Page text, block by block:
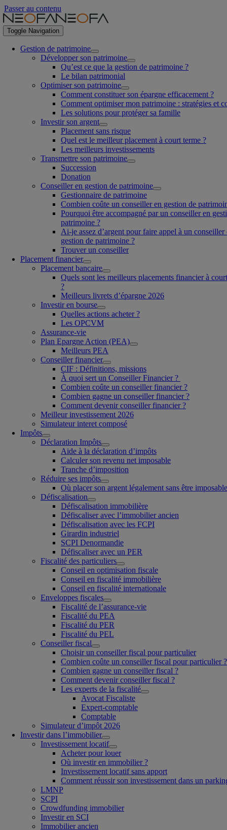
Passer au contenu
Toggle Navigation
Gestion de patrimoine
Développer son patrimoine
Qu’est ce que la gestion de patrimoine ?
Le bilan patrimonial
Optimiser son patrimoine
Comment constituer son épargne efficacement ?
Comment optimiser mon patrimoine : stratégies et
Les solutions pour protéger sa famille
Investir son argent
Placement sans risque
Quel est le meilleur placement à court terme ?
Les meilleurs investissements
Transmettre son patrimoine
Succession
Donation
Conseiller en gestion de patrimoine
Gestionnaire de patrimoine
Combien coûte un conseiller en gestion de
Pourquoi être accompagné par un conseiller en
patrimoine ?
Ai-je assez d’argent pour faire appel à un conseiller
gestion de patrimoine ?
Trouver un conseiller
Placement financier
Placement bancaire
Quels sont les meilleurs placements financier à
?
Meilleurs livrets d’épargne 2026
Investir en bourse
Quelles actions acheter ?
Les OPCVM
Assurance-vie
Plan Epargne Action (PEA)
Meilleurs PEA
Conseiller financier
CIF : Définitions, missions
À quoi sert un Conseiller Financier ?
Combien coûte un conseiller financier ?
Combien gagne un conseiller financier ?
Comment devenir conseiller financier ?
Meilleur investissement 2026
Simulateur interet composé
Impôts
Déclaration Impôts
Aide à la déclaration d’impôts
Calculer son revenu net imposable
Tranche d’imposition
Réduire ses impôts
Où placer son argent légalement sans être
Défiscalisation
Défiscalisation immobilière
Défiscaliser avec l’immobilier ancien
Défiscalisation avec les FCPI
Girardin industriel
SCPI Denormandie
Défiscaliser avec un PER
Fiscalité des particuliers
Conseil en optimisation fiscale
Conseil en fiscalité immobilière
Conseil en fiscalité internationale
Enveloppes fiscales
Fiscalité de l’assurance-vie
Fiscalité du PEA
Fiscalité du PER
Fiscalité du PEL
Conseiller fiscal
Choisir un conseiller fiscal pour particulier
Combien coûte un conseiller fiscal pour particulier ?
Combien gagne un conseiller fiscal ?
Comment devenir conseiller fiscal ?
Les experts de la fiscalité
Avocat Fiscaliste
Expert-comptable
Comptable
Simulateur d’impôt 2026
Investir dans l’immobilier
Investissement locatif
Acheter pour louer
Où investir en immobilier ?
Investissement locatif sans apport
Comment réussir son investissement dans un
LMNP
SCPI
Crowdfunding immobilier
Investir en SCI
Immobilier ancien